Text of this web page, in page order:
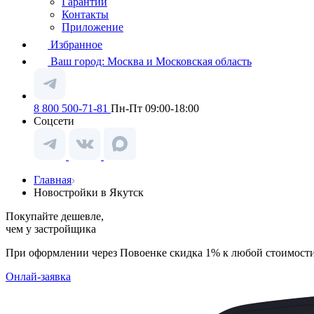
Контакты
Приложение
Избранное
Ваш город: Москва и Московская область
8 800 500-71-81 Пн-Пт 09:00-18:00
Соцсети
Главная
Новостройки в Якутск
Покупайте дешевле,
чем у застройщика
При оформлении через Повоенке скидка 1% к любой
Онлай-заявка